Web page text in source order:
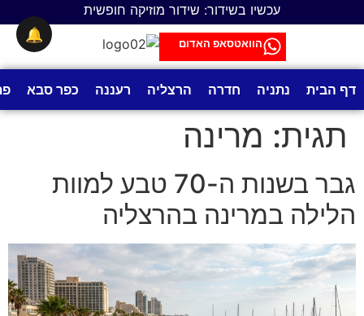
עכשיו בשידור: שידור מוזיקה חופשית
הוואטסאפ האדום
דף הבית נתניה חדרה הרצליה רעננה כפר סבא
תגית: מרינה
גבר בשנות ה-70 טבע למוות
הלילה במרינה בהרצליה
🔔